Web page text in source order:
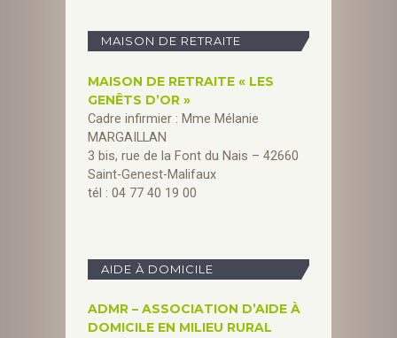
MAISON DE RETRAITE
MAISON DE RETRAITE « LES
GENÊTS D’OR »
Cadre infirmier : Mme Mélanie
MARGAILLAN
3 bis, rue de la Font du Nais – 42660
Saint-Genest-Malifaux
tél : 04 77 40 19 00
AIDE À DOMICILE
ADMR – ASSOCIATION D’AIDE À
DOMICILE EN MILIEU RURAL